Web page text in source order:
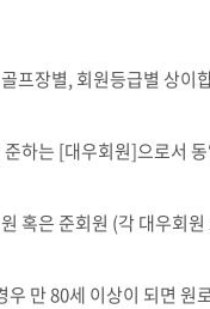
프장별, 회원등급별 상이
하는 [대우회원]으로서
혹은 준회원 (각 대우회
우 만80세 이상이 되면 원